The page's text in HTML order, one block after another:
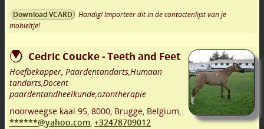
Download VCARD
Handig! Importeer dit in de contactenlijst van je
mobieltje!
Cedric Coucke - Teeth and Feet
Hoefbekapper, Paardentandarts,Humaan
tandarts,Docent
paardentandheelkunde,ozontherapie
noorweegse kaai 95, 8000, Brugge, Belgium,
******@yahoo.com, +32478709012